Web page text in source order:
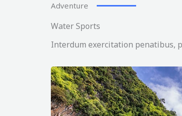
Adventure
Water Sports
Interdum exercitation penatibus,